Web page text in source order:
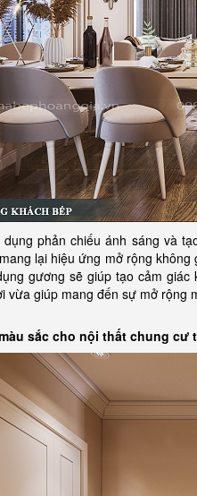
phản chiếu ánh sáng và
lại hiệu ứng mở rộng
gương sẽ giúp tạo cảm
vừa giúp mang đến sự mở rộng
sắc cho nội thất chung cư